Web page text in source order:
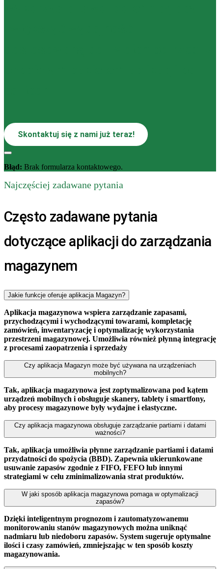
Skontaktuj się z nami już teraz!
Błąd: Brak formularza kontaktowego.
Najczęściej zadawane pytania
Często zadawane pytania
dotyczące aplikacji do zarządzania
magazynem
Jakie funkcje oferuje aplikacja Magazyn?
Aplikacja magazynowa wspiera zarządzanie zapasami,
przychodzącymi i wychodzącymi towarami, kompletację
zamówień, inwentaryzację i optymalizację wykorzystania
przestrzeni magazynowej. Umożliwia również płynną integrację
z procesami zaopatrzenia i sprzedaży
Czy aplikacja Magazyn może być używana na urządzeniach
mobilnych?
Tak, aplikacja magazynowa jest zoptymalizowana pod kątem
urządzeń mobilnych i obsługuje skanery, tablety i smartfony,
aby procesy magazynowe były wydajne i elastyczne.
Czy aplikacja magazynowa obsługuje zarządzanie partiami i datami
ważności?
Tak, aplikacja umożliwia płynne zarządzanie partiami i datami
przydatności do spożycia (BBD). Zapewnia ukierunkowane
usuwanie zapasów zgodnie z FIFO, FEFO lub innymi
strategiami w celu zminimalizowania strat produktów.
W jaki sposób aplikacja magazynowa pomaga w optymalizacji
zapasów?
Dzięki inteligentnym prognozom i zautomatyzowanemu
monitorowaniu stanów magazynowych można uniknąć
nadmiaru lub niedoboru zapasów. System sugeruje optymalne
ilości i czasy zamówień, zmniejszając w ten sposób koszty
magazynowania.